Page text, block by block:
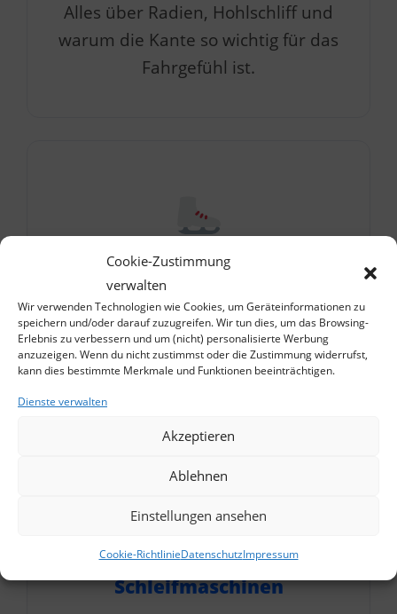
Cookie-Zustimmung
verwalten
Wir verwenden Technologien wie Cookies, um Geräteinformationen zu
speichern und/oder darauf zuzugreifen. Wir tun dies, um das Browsing-
Erlebnis zu verbessern und um (nicht) personalisierte Werbung
anzuzeigen. Wenn du nicht zustimmst oder die Zustimmung widerrufst,
kann dies bestimmte Merkmale und Funktionen beeinträchtigen.
Dienste verwalten
Akzeptieren
Ablehnen
Einstellungen ansehen
Cookie-RichtlinieDatenschutzImpressum
Alles über Radien, Hohlschliff und
warum die Kante so wichtig für das
Fahrgefühl ist.
Wie schleift man
Schritt-für-Schritt-Anleitung: Vom
Einspannen der Kufen bis zum
perfekten Finish.
Schleifmaschinen